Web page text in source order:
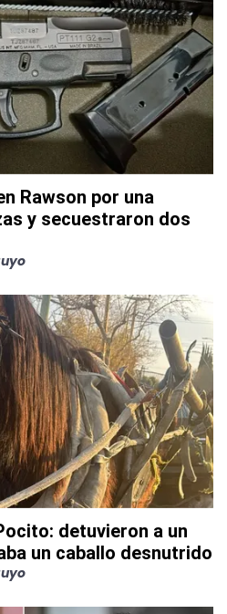
Rawson por una
y secuestraron dos
detuvieron a un
un caballo desnutrido